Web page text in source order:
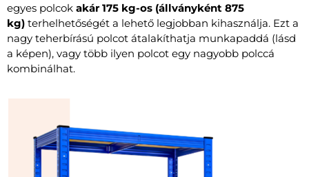
egyes polcok akár 175 kg-os (állványként 875
kg) terhelhetőségét a lehető legjobban kihasználja. Ezt a
nagy teherbírású polcot átalakíthatja munkapaddá (lásd
a képen), vagy több ilyen polcot egy nagyobb polccá
kombinálhat.